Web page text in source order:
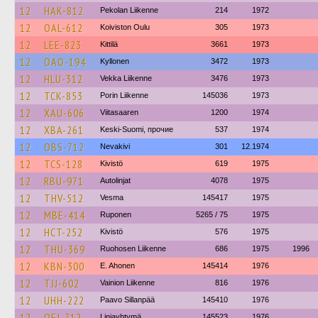
12 HAK-812 Pekolan Liikenne 214 1972
12 OAL-612 Koiviston Oulu 305 1973
12 LEE-823 Kittilä 3661 1973
12 OAO-194 Kyllonen 3472 1973
12 HLU-312 Vekka Liikenne 3476 1973
12 TCK-853 Porin Liikenne 145036 1973
12 XAU-606 Viitasaaren 1200 1974
12 XBA-261 Keski-Suomi, прочие 537 1974
12 OBS-712 Nevakivi 301 12.1974
12 TCS-128 Kivistö 619 1975
12 RBU-971 Autolinjat 4078 1975
12 THV-512 Vesma 145417 1975
12 MBE-414 Ruponen 5265 / 75 1975
12 HCT-252 Kivistö 576 1975
12 THU-369 Ruohosen Liikenne 686 1975 1996
12 KBN-300 E. Ahonen 145414 1976
12 TJJ-602 Vainion Liikenne 816 1976
12 UHH-222 Paavo Sillanpää 145410 1976